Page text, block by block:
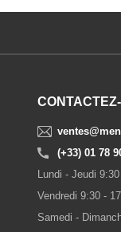
(+33) 01 78
Lundi - Jeudi
Vendredi 9:30 -
Samedi -